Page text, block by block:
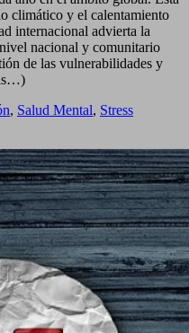
y
La
Salud
Mental
climático y el calentamiento
internacional advierta la
nacional y comunitario
de las vulnerabilidades y
, Salud Mental, Stress